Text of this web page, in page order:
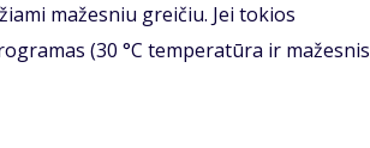
mažesniu greičiu. Jei tokios
(30 °C temperatūra ir mažesnis